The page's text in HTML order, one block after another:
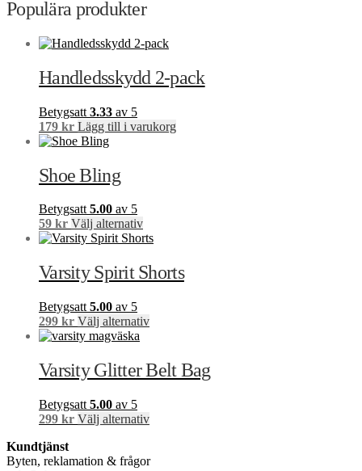
Populära produkter
Handledsskydd 2-pack
Betygsatt 3.33 av 5
179 kr Lägg till i varukorg
Shoe Bling
Betygsatt5.00 av 5
59 kr Välj alternativDen
här
har
flera
olika
väljas
på
Varsity Spirit Shorts
Betygsatt 5.00 av 5
299 kr Välj alternativDen
har
flera
olika
väljas
Varsity Glitter Belt Bag
Betygsatt 5.00 av 5
299 kr Välj alternativDen
har
Kundtjänst
Byten, reklamation & frågor